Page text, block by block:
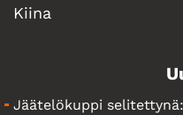
Kiina
Jäätelökuppi selitettynä: